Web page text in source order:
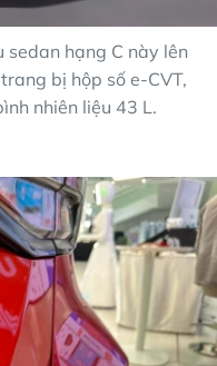
sedan hạng C này lên
bị hộp số e-CVT,
nhiên liệu 43 L.